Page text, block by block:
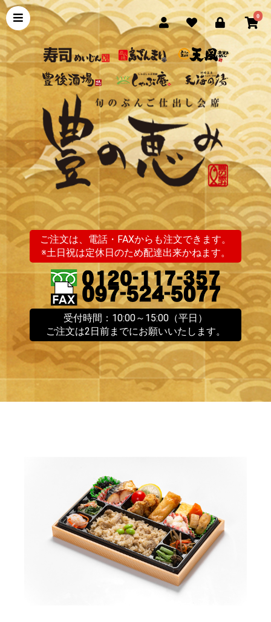
0
ご注文は、電話・FAXからも注文できます。
※土日祝は定休日のため配達出来かねます。
受付時間：10:00～15:00（平日）
ご注文は2日前までにお願いいたします。